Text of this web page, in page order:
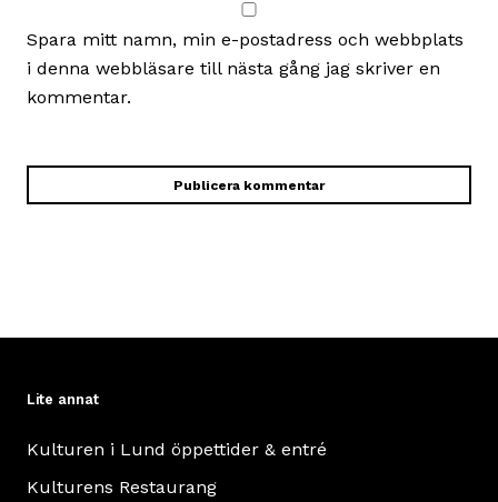
Spara mitt namn, min e-postadress och webbplats
i denna webbläsare till nästa gång jag skriver en
kommentar.
Lite annat
Kulturen i Lund öppettider & entré
Kulturens Restaurang